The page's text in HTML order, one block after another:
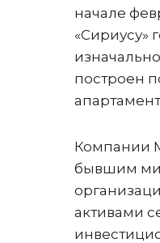
начале
«Сириусу»
построен
Компании
бывшим
активами